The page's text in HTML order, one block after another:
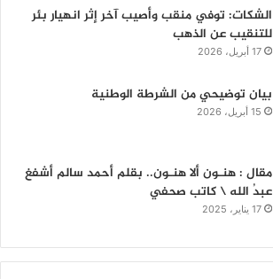
الشكات: توفي منقب وأصيب آخر إثر انهيار بئر
للتنقيب عن الذهب
17 أبريل، 2026
بيان توضيحي من الشرطة الوطنية
15 أبريل، 2026
مقال : هنـون ألا هنـون.. بقلم أحمد سالم أشفغ
عبدُ الله \ كاتب صحفي
17 يناير، 2025